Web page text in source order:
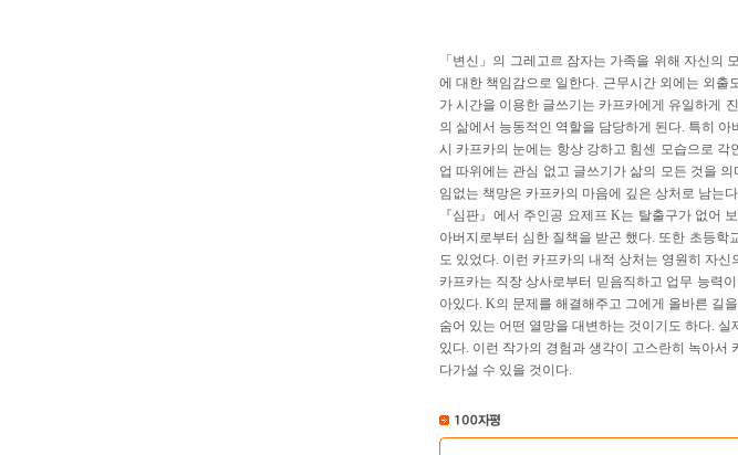
「변신」의 그레고르 잠자는 가족을 위해 자신의
에 대한 책임감으로 일한다. 근무시간 외에는 외
가 시간을 이용한 글쓰기는 카프카에게 유일하게
의 삶에서 능동적인 역할을 담당하게 된다. 특히
시 카프카의 눈에는 항상 강하고 힘센 모습으로
업 따위에는 관심 없고 글쓰기가 삶의 모든 것을
임없는 책망은 카프카의 마음에 깊은 상처로 남는
『심판』에서 주인공 요제프 K는 탈출구가 없어
아버지로부터 심한 질책을 받곤 했다. 또한 초등
도 있었다. 이런 카프카의 내적 상처는 영원히 자
카프카는 직장 상사로부터 믿음직하고 업무 능력
아있다. K의 문제를 해결해주고 그에게 올바른 길
숨어 있는 어떤 열망을 대변하는 것이기도 하다.
있다. 이런 작가의 경험과 생각이 고스란히 녹아서
다가설 수 있을 것이다.